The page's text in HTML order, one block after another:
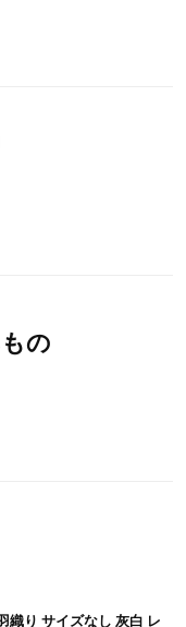
の
織り サイズなし 灰白 レ